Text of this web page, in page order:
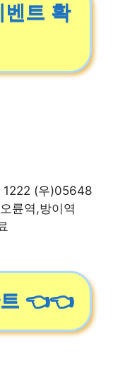
벤트 확
1222 (우)05648
륜역,방이역
트 👈👈